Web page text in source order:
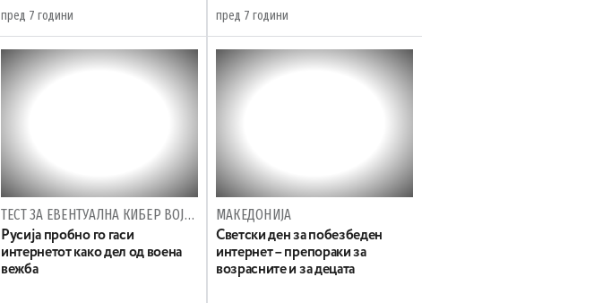
пред 7 години пред 7 години
ТЕСТ ЗА ЕВЕНТУАЛНА КИБЕР ВОЈНА
Русија пробно го гаси
интернетот како дел од воена
вежба
МАКЕДОНИЈА
Светски ден за побезбеден
интернет – препораки за
возрасните и за децата